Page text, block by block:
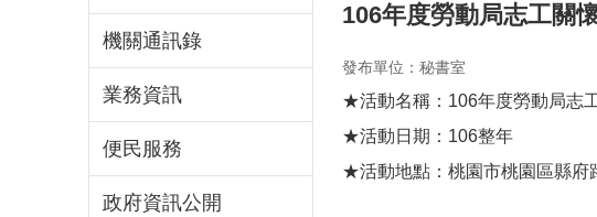
機關通訊錄
業務資訊
便民服務
政府資訊公開
106年度勞動局志工關
發布單位：秘書室
★活動名稱：106年度勞動局志
★活動日期：106整年
★活動地點：桃園市桃園區縣府